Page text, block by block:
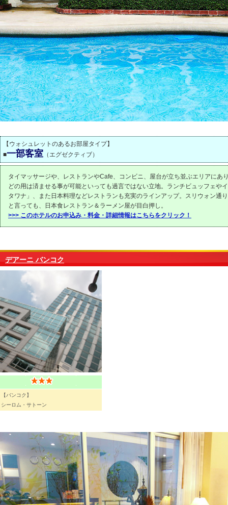
【ウォシュレットのあるお部屋タイプ】
■一部客室 （エグゼクティブ）
タイマッサージや、レストランやCafe、コンビニ、屋台が立ち並ぶエリアにあ
どの用は済ませる事が可能といっても過言ではない立地。ランチビュッフェや
タワナ」、また日本料理などレストランも充実のラインアップ。スリウォン通
と言っても、日本食レストラン＆ラーメン屋が目白押し。
>>> このホテルのお申込み・料金・詳細情報はこちらをクリック！
デアーニ バンコク
【バンコク】
シーロム・サトーン